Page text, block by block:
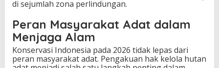
di sejumlah zona perlindungan.
Peran Masyarakat Adat dalam
Menjaga Alam
Konservasi Indonesia pada 2026 tidak lepas dari
peran masyarakat adat. Pengakuan hak kelola hutan